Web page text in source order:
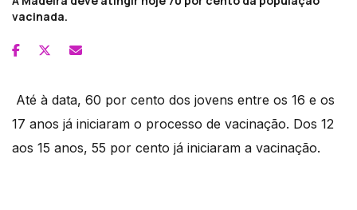
vacinada.
Até à data, 60 por cento dos jovens entre os 16 e os
17 anos já iniciaram o processo de vacinação. Dos 12
aos 15 anos, 55 por cento já iniciaram a vacinação.